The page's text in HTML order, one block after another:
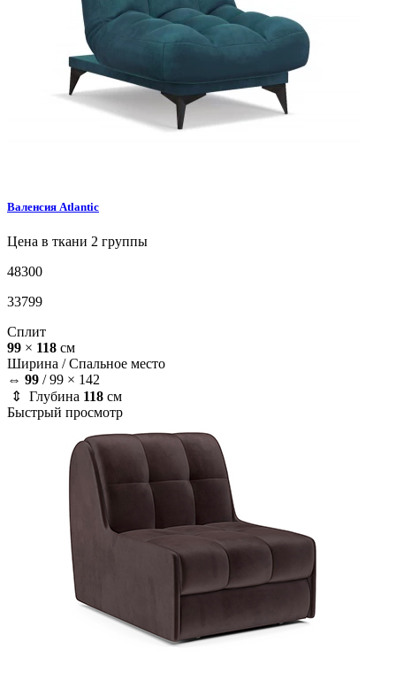
Валенсия Atlantic
Цена в ткани 2 группы
48300
33799
Сплит
99 × 118 см
Ширина /Спальное место
⇔ 99 /99 × 142
⇕ Глубина 118 см
Быстрый просмотр